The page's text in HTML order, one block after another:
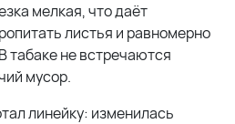
мелкая, что даёт
листья и равномерно
табаке не встречаются
мусор.
линейку: изменилась